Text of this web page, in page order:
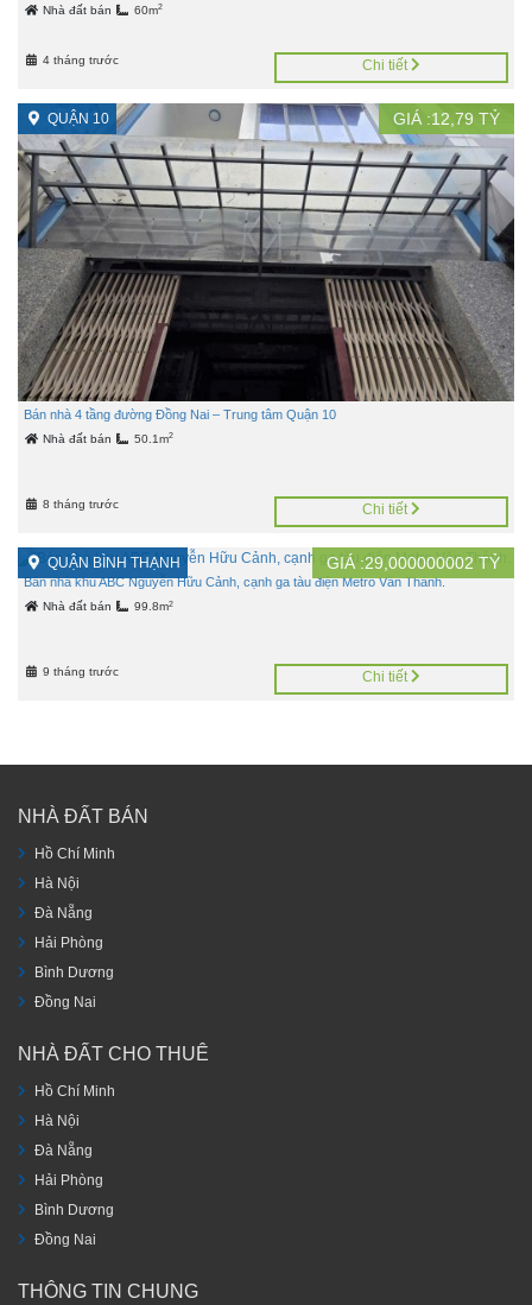
Nhà đất bán 60m2
4 tháng trước Chi tiết
QUẬN 10 GIÁ :12,79 TỶ
Bán nhà 4 tầng đường Đồng Nai – Trung tâm Quận 10
Nhà đất bán 50.1m2
8 tháng trước Chi tiết
QUẬN BÌNH THẠNH GIÁ :29,000000002 TỶ
Bán nhà khu ABC Nguyễn Hữu Cảnh, cạnh ga tàu điện Metro Văn Thánh.
Nhà đất bán 99.8m2
9 tháng trước Chi tiết
NHÀ ĐẤT BÁN
Hồ Chí Minh
Hà Nội
Đà Nẵng
Hải Phòng
Bình Dương
Đồng Nai
NHÀ ĐẤT CHO THUÊ
Hồ Chí Minh
Hà Nội
Đà Nẵng
Hải Phòng
Bình Dương
Đồng Nai
THÔNG TIN CHUNG